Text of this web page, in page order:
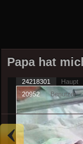
Papa hat
24218301 Haupt
20952
Benutzer